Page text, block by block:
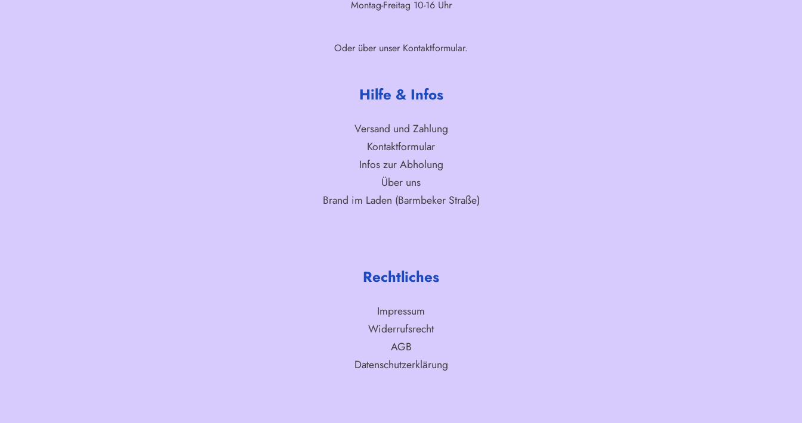
Montag-Freitag 10-16 Uhr
Oder über unser Kontaktformular.
Hilfe & Infos
Versand und Zahlung
Kontaktformular
Infos zur Abholung
Über uns
Brand im Laden (Barmbeker Straße)
Rechtliches
Impressum
Widerrufsrecht
AGB
Datenschutzerklärung